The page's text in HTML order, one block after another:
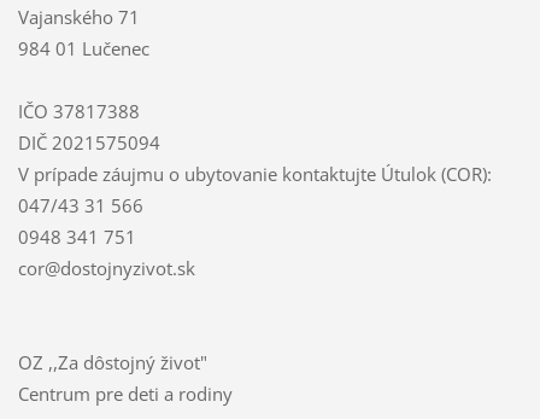
Vajanského 71
984 01 Lučenec
IČO 37817388
DIČ 2021575094
V prípade záujmu o ubytovanie kontaktujte Útulok (COR):
047/43 31 566
0948 341 751
cor@dostojnyzivot.sk
OZ ,,Za dôstojný život"
Centrum pre deti a rodiny